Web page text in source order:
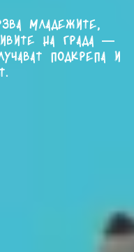
младежите,
на града —
подкрепа и